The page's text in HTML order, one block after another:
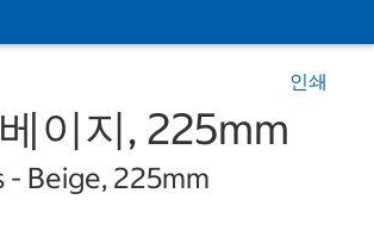
인쇄
이지, 225mm
- Beige, 225mm